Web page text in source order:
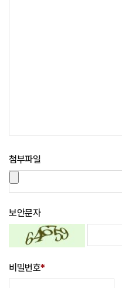
첨부파일
보안문자
비밀번호*